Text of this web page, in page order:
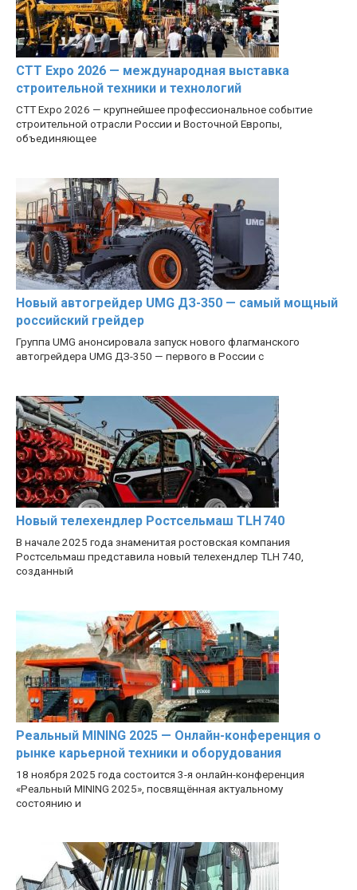
CTT Expo 2026 — международная выставка
строительной техники и технологий
CTT Expo 2026 — крупнейшее профессиональное событие
строительной отрасли России и Восточной Европы,
объединяющее
Новый автогрейдер UMG ДЗ-350 — самый мощный
российский грейдер
Группа UMG анонсировала запуск нового флагманского
автогрейдера UMG ДЗ-350 — первого в России с
Новый телехендлер Ростсельмаш TLH 740
В начале 2025 года знаменитая ростовская компания
Ростсельмаш представила новый телехендлер TLH 740,
созданный
Реальный MINING 2025 — Онлайн-конференция о
рынке карьерной техники и оборудования
18 ноября 2025 года состоится 3-я онлайн-конференция
«Реальный MINING 2025», посвящённая актуальному
состоянию и